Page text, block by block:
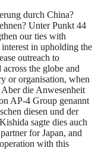
durch China?
Unter Punkt 44
our ties with
interest in upholding the
outreach to
the globe and
or organisation, when
die Anwesenheit
AP-4 Group genannt
diesen und der
sagte dies auch
for Japan, and
with this